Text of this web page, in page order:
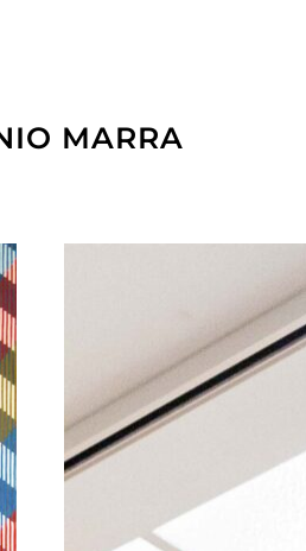
MARRA